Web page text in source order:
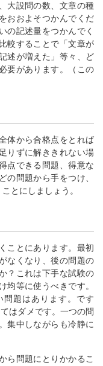
大設問の数、文章の種
おおよそつかんでくだ
の記述量をつかんでく
較することで「文章が
述が増えた」等々、ど
要があります。（この
体から合格点をとれば
りずに解ききれない場
点できる問題、得意な
の問題から手をつけ、
とにしましょう。
ことにあります。最初
なくなり、後の問題の
？これは下手な試験の
均等に使うべきです。
問題はあります。です
はダメです。一つの問
集中しながらも冷静に
ら問題にとりかかるこ